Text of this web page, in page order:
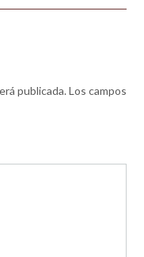
publicada.Los campos